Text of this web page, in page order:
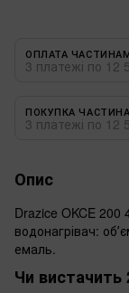
ОПЛАТА
3 платежі по 12
ПОКУПКА
3 платежі по 12
Опис
Drazice OKCE
водонагрівач:
емаль.
Чи